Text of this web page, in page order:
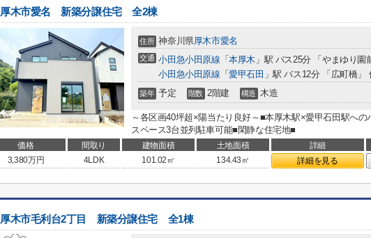
厚木市愛名 新築分譲住宅 全2棟
住所 神奈川県厚木市愛名
交通 小田急小田原線 「本厚木 」駅 バス25分 「やまゆり園
小田急小田原線 「愛甲石田 」駅 バス12分 「広町橋」
築年 予定 階数 2階建 構造 木造
～各区画40坪超×陽当たり良好～■本厚木駅×愛甲石田駅への
スペース3台並列駐車可能■閑静な住宅地■
価格 間取り 建物面積 土地面積 詳細
3,380万円 4LDK 101.02㎡ 134.43㎡ 詳細を見る
厚木市毛利台2丁目 新築分譲住宅 全1棟